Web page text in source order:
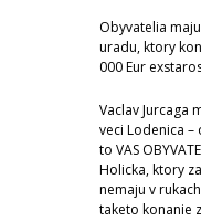
Obyvatelia
uradu, ktory
000 Eur
Vaclav Jurcaga
veci Lodenica –
to VAS
Holicka, ktory
nemaju v
taketo konanie